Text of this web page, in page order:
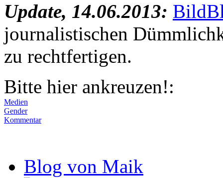
Update, 14.06.2013:
journalistischen
zu rechtfertigen.
Bitte hier ankreuzen!:
Medien
Gender
Kommentar
Blog von Maik